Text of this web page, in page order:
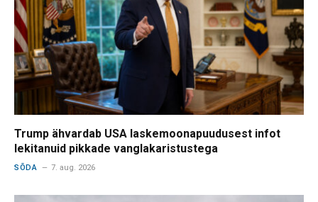
Trump ähvardab USA laskemoonapuudusest infot
lekitanuid pikkade vanglakaristustega
SÕDA 7. aug. 2026